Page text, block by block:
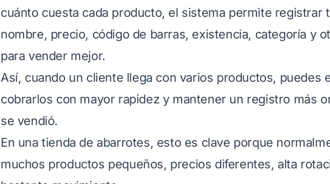
cuánto cuesta cada producto, el sistema permite registrar
nombre, precio, código de barras, existencia, categoría y
para vender mejor.
Así, cuando un cliente llega con varios productos, puedes
cobrarlos con mayor rapidez y mantener un registro más
se vendió.
En una tienda de abarrotes, esto es clave porque
muchos productos pequeños, precios diferentes, alta